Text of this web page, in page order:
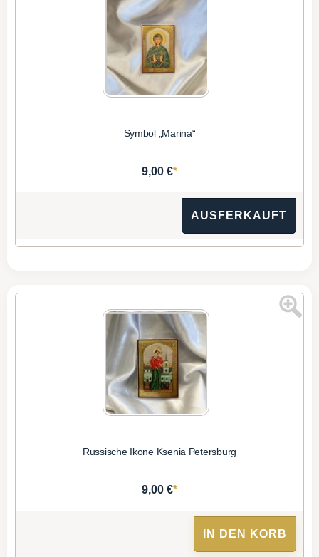
Symbol „Marina“
9,00 €*
AUSFERKAUFT
Russische Ikone Ksenia Petersburg
9,00 €*
IN DEN KORB